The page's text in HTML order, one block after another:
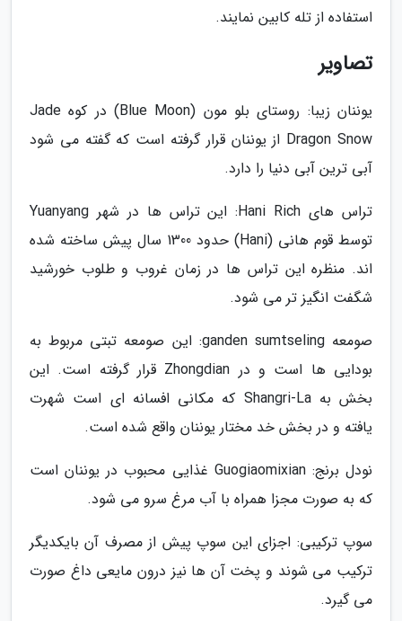
استفاده از تله کابین نمایند.
تصاویر
یوننان زیبا: روستای بلو مون (Blue Moon) در کوه Jade
Dragon Snow از یوننان قرار گرفته است که گفته می شود
آبی ترین آبی دنیا را دارد.
تراس های Hani Rich: این تراس ها در شهر Yuanyang
توسط قوم هانی (Hani) حدود 1300 سال پیش ساخته شده
اند. منظره این تراس ها در زمان غروب و طلوب خورشید
شگفت انگیز تر می شود.
صومعه ganden sumtseling: این صومعه تبتی مربوط به
بودایی ها است و در Zhongdian قرار گرفته است. این
بخش به Shangri-La که مکانی افسانه ای است شهرت
یافته و در بخش خد مختار یوننان واقع شده است.
نودل برنج: Guogiaomixian غذایی محبوب در یوننان است
که به صورت مجزا همراه با آب مرغ سرو می شود.
سوپ ترکیبی: اجزای این سوپ پیش از مصرف آن بایکدیگر
ترکیب می شوند و پخت آن ها نیز درون مایعی داغ صورت
می گیرد.